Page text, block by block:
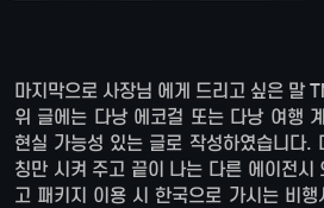
마지막으로 사장님 에게 드리고 싶은 말
위 글에는 다낭 에코걸 또는 다낭 여행
현실 가능성 있는 글로 작성하였습니다.
칭만 시켜 주고 끝이 나는 다른 에이전시
고 패키지 이용 시 한국으로 가시는 비